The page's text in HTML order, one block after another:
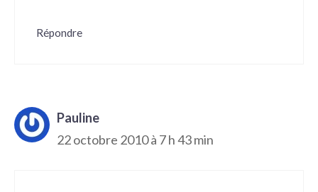
Répondre
Pauline
22 octobre 2010 à 7 h 43 min